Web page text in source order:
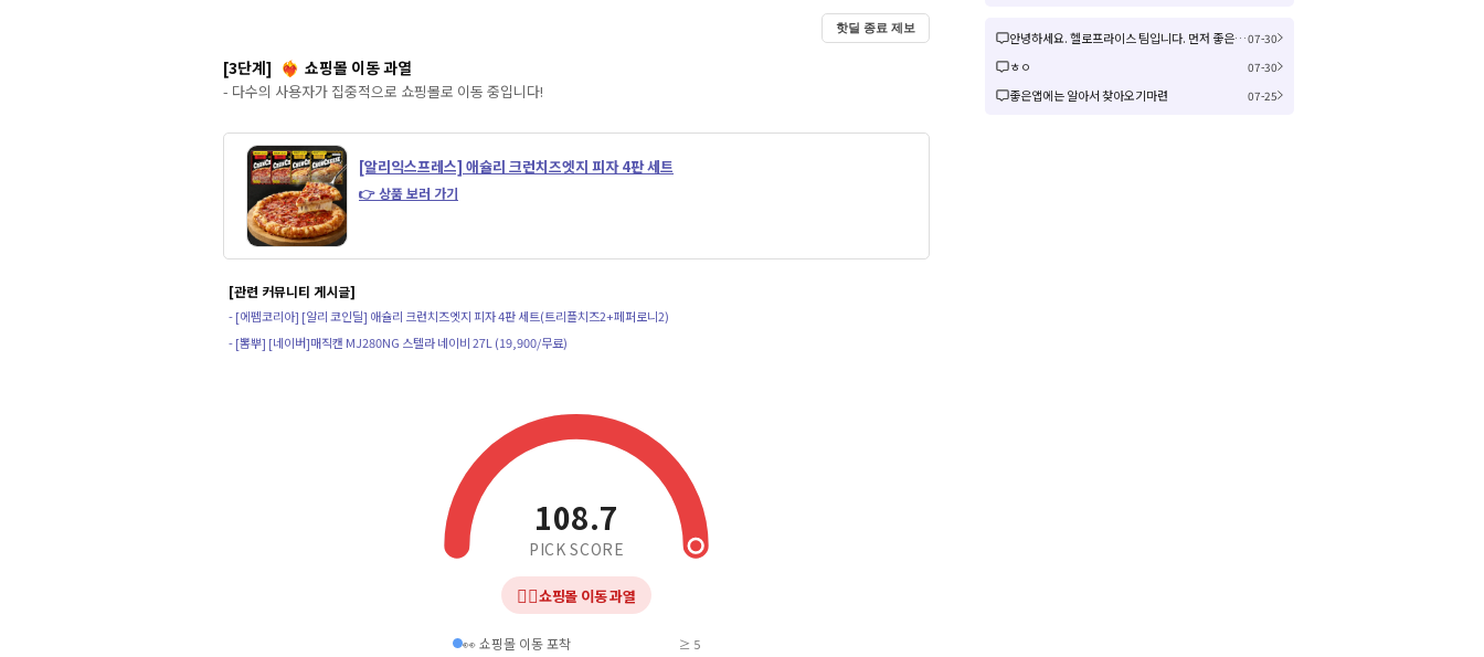
핫딜 종료 제보
[3단계] ❤️‍🔥 쇼핑몰 이동 과열
- 다수의 사용자가 집중적으로 쇼핑몰로 이동 중입니다!
[알리익스프레스] 애슐리 크런치즈엣지 피자 4판 세트
👉 상품 보러 가기
[관련 커뮤니티 게시글]
- [에펨코리아] [알리 코인딜] 애슐리 크런치즈엣지 피자 4판 세트(트리플치즈2+페퍼로니2)
- [뽐뿌] [네이버]매직캔 MJ280NG 스텔라 네이비 27L (19,900/무료)
108.7
PICK SCORE
❤️‍🔥쇼핑몰 이동 과열
👀 쇼핑몰 이동 포착 ≥ 5
안녕하세요. 헬로프라이스 팀입니다. 먼저 좋은 제안을 주셔서 감사합니다! 신규 커뮤니티 연동은 작업이 크게 예상되어 검토 후 진행여부, 진행 시 추가 일정을 공유드리겠습니다! 감사합니다.07-30
ㅎㅇ 07-30
좋은앱에는 알아서 찾아오기마련 07-25